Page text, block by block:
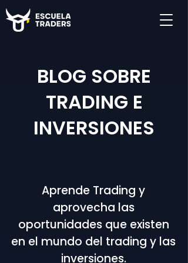
BLOG SOBRE
TRADING E
INVERSIONES
Aprende Trading y
aprovecha las
oportunidades que existen
en el mundo del trading y las
inversiones.